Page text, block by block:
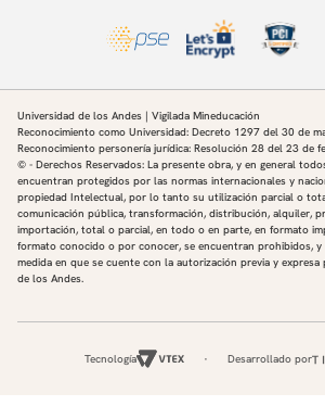
Universidad de los Andes | Vigilada Mineducación
Reconocimiento como Universidad: Decreto 1297 del 30 de
Reconocimiento personería jurídica: Resolución 28 del 23 de
© - Derechos Reservados: La presente obra, y en general
encuentran protegidos por las normas internacionales y
propiedad Intelectual, por lo tanto su utilización parcial o
comunicación pública, transformación, distribución, alquiler,
importación, total o parcial, en todo o en parte, en formato
formato conocido o por conocer, se encuentran prohibidos,
medida en que se cuente con la autorización previa y
de los Andes.
Tecnología Desarrollado por